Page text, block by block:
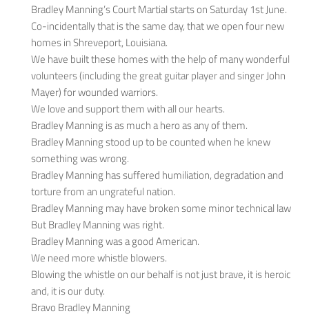
Bradley Manning’s Court Martial starts on Saturday 1st June.
Co-incidentally that is the same day, that we open four new
homes in Shreveport, Louisiana.
We have built these homes with the help of many wonderful
volunteers (including the great guitar player and singer John
Mayer) for wounded warriors.
We love and support them with all our hearts.
Bradley Manning is as much a hero as any of them.
Bradley Manning stood up to be counted when he knew
something was wrong.
Bradley Manning has suffered humiliation, degradation and
torture from an ungrateful nation.
Bradley Manning may have broken some minor technical law
But Bradley Manning was right.
Bradley Manning was a good American.
We need more whistle blowers.
Blowing the whistle on our behalf is not just brave, it is heroic
and, it is our duty.
Bravo Bradley Manning